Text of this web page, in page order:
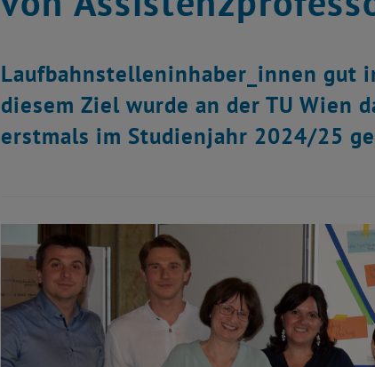
Laufbahnstelleninhaber_innen gut
diesem Ziel wurde an der TU Wien
erstmals im Studienjahr 2024/25